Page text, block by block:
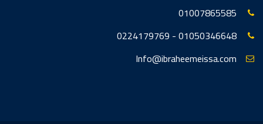
01007865585
01050346648 - 0224179769
Info@ibraheemeissa.com